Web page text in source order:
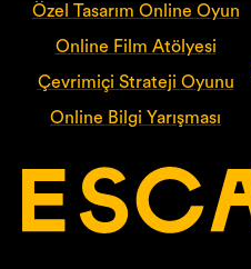
Özel Tasarım Online Oyun
Online Film Atölyesi
Çevrimiçi Strateji Oyunu
Online Bilgi Yarışması